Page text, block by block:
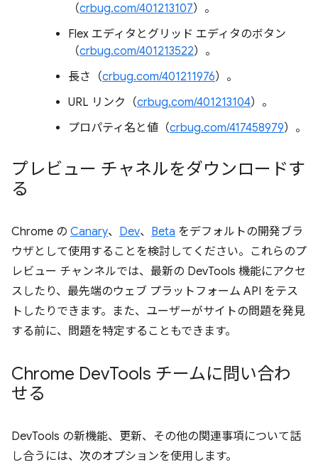
（crbug.com/401213107）。
Flex エディタとグリッド エディタのボタン
（crbug.com/401213522）。
長さ（crbug.com/401211976）。
URL リンク（crbug.com/401213104）。
プロパティ名と値（crbug.com/417458979）。
プレビュー チャネルをダウンロードす
る
Chrome の Canary、 Dev、 Beta をデフォルトの開発ブラ
ウザとして使用することを検討してください。これらのプ
レビュー チャンネルでは、最新の DevTools 機能にアクセ
スしたり、最先端のウェブ プラットフォーム API をテス
トしたりできます。また、ユーザーがサイトの問題を発見
する前に、問題を特定することもできます。
Chrome DevTools チームに問い合わ
せる
DevTools の新機能、更新、その他の関連事項について話
し合うには、次のオプションを使用します。